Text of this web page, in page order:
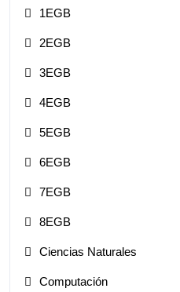
1EGB
2EGB
3EGB
4EGB
5EGB
6EGB
7EGB
8EGB
Ciencias Naturales
Computación